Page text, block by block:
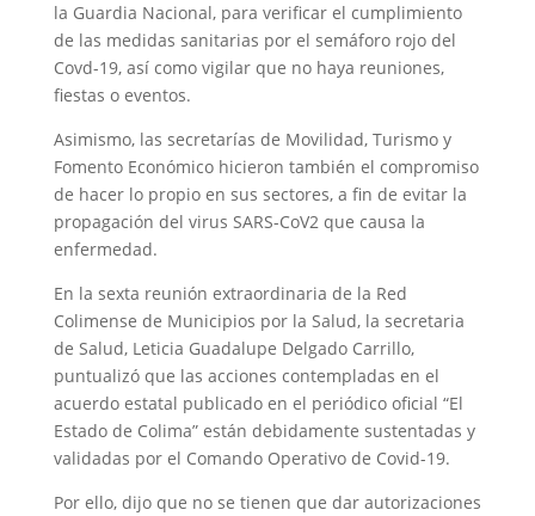
la Guardia Nacional, para verificar el cumplimiento
de las medidas sanitarias por el semáforo rojo del
Covd-19, así como vigilar que no haya reuniones,
fiestas o eventos.
Asimismo, las secretarías de Movilidad, Turismo y
Fomento Económico hicieron también el compromiso
de hacer lo propio en sus sectores, a fin de evitar la
propagación del virus SARS-CoV2 que causa la
enfermedad.
En la sexta reunión extraordinaria de la Red
Colimense de Municipios por la Salud, la secretaria
de Salud, Leticia Guadalupe Delgado Carrillo,
puntualizó que las acciones contempladas en el
acuerdo estatal publicado en el periódico oficial “El
Estado de Colima” están debidamente sustentadas y
validadas por el Comando Operativo de Covid-19.
Por ello, dijo que no se tienen que dar autorizaciones